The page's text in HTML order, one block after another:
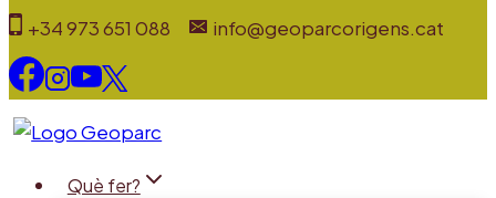
al
contingut
+34 973 651 088 info@geoparcorigens.cat
Què fer?